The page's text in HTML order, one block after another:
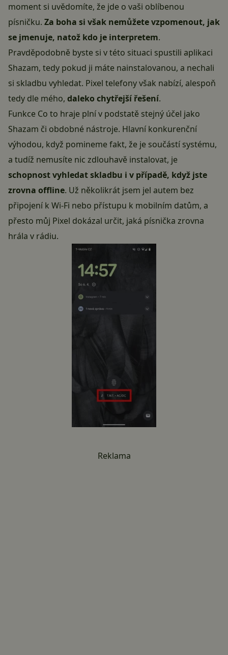
moment si uvědomíte, že jde o vaši oblíbenou
písničku. Za boha si však nemůžete vzpomenout, jak
se jmenuje, natož kdo je interpretem.
Pravděpodobně byste si v této situaci spustili aplikaci
Shazam, tedy pokud ji máte nainstalovanou, a nechali
si skladbu vyhledat. Pixel telefony však nabízí, alespoň
tedy dle mého, daleko chytřejší řešení.
Funkce Co to hraje plní v podstatě stejný účel jako
Shazam či obdobné nástroje. Hlavní konkurenční
výhodou, když pomineme fakt, že je součástí systému,
a tudíž nemusíte nic zdlouhavě instalovat, je
schopnost vyhledat skladbu i v případě, když jste
zrovna offline. Už několikrát jsem jel autem bez
připojení k Wi-Fi nebo přístupu k mobilním datům, a
přesto můj Pixel dokázal určit, jaká písnička zrovna
hrála v rádiu.
Reklama